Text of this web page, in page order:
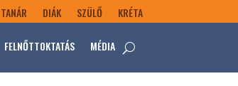
TANÁR DIÁK SZÜLŐ KRÉTA
FELNŐTTOKTATÁS MÉDIA